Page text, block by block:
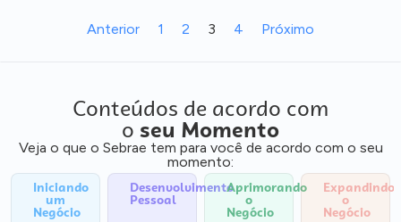
Anterior 1 2 3 4 Próximo
Conteúdos de acordo com
o seu Momento
Veja o que o Sebrae tem para você de acordo com o seu
momento:
Iniciando
um
Negócio
Desenvolvimento
Pessoal
Aprimorando
o
Negócio
Expandindo
o
Negócio